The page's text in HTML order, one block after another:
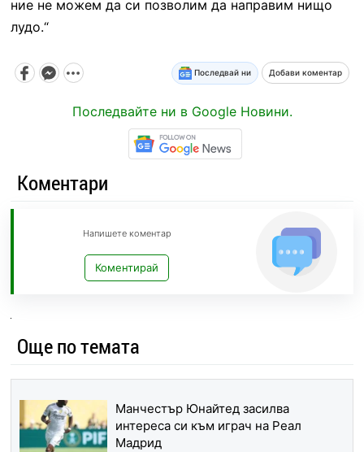
ние не можем да си позволим да направим нищо
лудо.“
Последвай ни Добави коментар
Последвайте ни в Google Новини.
Коментари
Напишете коментар
Коментирай
Още по темата
Манчестър Юнайтед засилва
интереса си към играч на Реал
Мадрид